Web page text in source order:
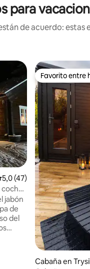
para
de acuerdo:
destacados
promedio: 5,0
5,0 (47)
coche
jabón
de
del
Favorito entre
Favorito entre
Cabaña en